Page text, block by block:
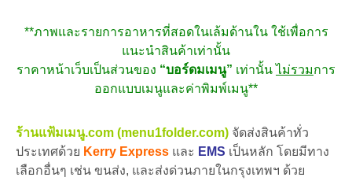
**ภาพและรายการอาหารที่สอดในเล้มด้านใน ใช้เพื่อการ
แนะนำสินค้าเท่านั้น
ราคาหน้าเว็บเป็นส่วนของ “บอร์ดมเมนู” เท่านั้นไม่รวมการ
ออกแบบเมนูและค่าพิมพ์เมนู**
ร้านแฟ้มเมนู.com (menu1folder.com) จัดส่งสินค้าทั่ว
ประเทศด้วย Kerry Express และ EMS เป็นหลัก โดยมีทาง
เลือกอื่นๆ เช่น ขนส่ง, และส่งด่วนภายในกรุงเทพฯ ด้วย